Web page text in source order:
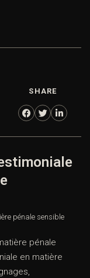
SHARE
pénale sensible
pénale
en matière